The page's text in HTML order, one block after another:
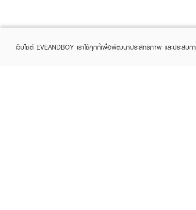
เว็บไซต์ EVEANDBOY เราใช้คุกกี้เพื่อพัฒนาประสิทธิภาพ และประส